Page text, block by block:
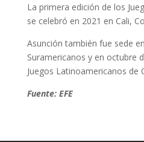
La primera edición de los
se celebró en 2021 en Cali,
Asunción también fue sede
Suramericanos y en octubre
Juegos Latinoamericanos de
Fuente: EFE